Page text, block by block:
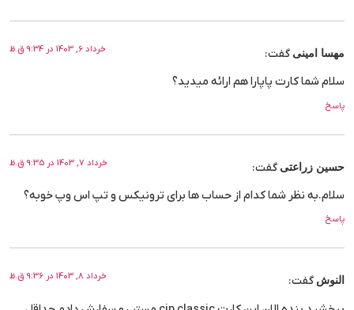
مهسا امینی گفت: خرداد 6, 1403 در 9:34 ق.ظ
سلام شما کارت پاپارا هم ارائه میدید؟
پاسخ
حسین زراعتی گفت: خرداد 7, 1403 در 9:35 ق.ظ
سلام.به نظر شما کدام از حساب ها برای ترونیکس و تپ اس وپ خوبه؟
پاسخ
النوش گفت: خرداد 8, 1403 در 9:36 ق.ظ